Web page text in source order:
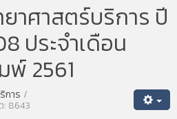
าศาสตร์บริการ ปี
ประจำเดือน
2561
การ
: 8643